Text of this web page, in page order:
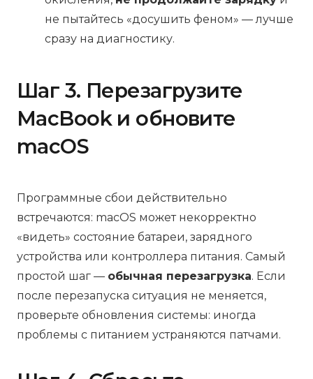
не пытайтесь «досушить феном» — лучше
сразу на диагностику.
Шаг 3. Перезагрузите
MacBook и обновите
macOS
Программные сбои действительно
встречаются: macOS может некорректно
«видеть» состояние батареи, зарядного
устройства или контроллера питания. Самый
простой шаг — обычная перезагрузка. Если
после перезапуска ситуация не меняется,
проверьте обновления системы: иногда
проблемы с питанием устраняются патчами.